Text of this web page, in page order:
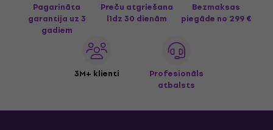
Pagarināta
garantija uz 3
gadiem
Preču atgriešana
līdz 30 dienām
Bezmaksas
piegāde no 299 €
3M+ klienti
Profesionāls
atbalsts